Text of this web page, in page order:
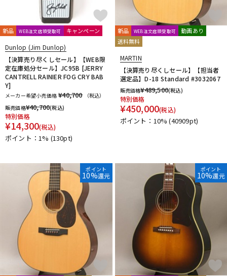
アンプ エフェクター
DJ機器 DTM
DTM オンライン納品 レコーディング機器
中古 ヴィンテージ
新品 WEB注文店頭受取可 キャンペーン
Dunlop (Jim Dunlop)
【決算売り尽くしセール】【WEB限
定在庫処分セール】JC95B [JERRY
CANTRELL RAINIER FOG CRY BAB
Y]
メーカー希望小売価格 ¥40,700
（税込）
販売価格¥40,700(税込)
特別価格
¥14,300(税込)
ポイント：1% (130pt)
新品 WEB注文店頭受取可
動画あり
送料無料
MARTIN
【決算売り尽くしセール】【担当者
選定品】D-18 Standard #3032067
販売価格¥489,500(税込)
特別価格
¥450,000(税込)
ポイント：10%(40909pt)
ポイント
10%還元
ポイント
10%還元